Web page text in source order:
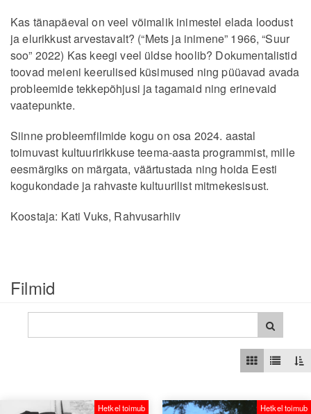
Kas tänapäeval on veel võimalik inimestel elada loodust
ja elurikkust arvestavalt? (“Mets ja inimene” 1966, “Suur
soo” 2022) Kas keegi veel üldse hoolib? Dokumentalistid
toovad meieni keerulised küsimused ning püüavad avada
probleemide tekkepõhjusi ja tagamaid ning erinevaid
vaatepunkte.
Siinne probleemfilmide kogu on osa 2024. aastal
toimuvast kultuuririkkuse teema-aasta programmist, mille
eesmärgiks on märgata, väärtustada ning hoida Eesti
kogukondade ja rahvaste kultuurilist mitmekesisust.
Koostaja: Kati Vuks, Rahvusarhiiv
Filmid
Hetkel toimub Hetkel toimub